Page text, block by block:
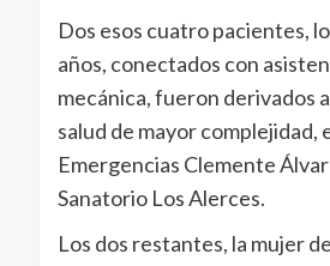
Dos esos cuatro pacientes,
años, conectados con
mecánica, fueron derivados
salud de mayor complejidad,
Emergencias Clemente
Sanatorio Los Alerces.
Los dos restantes, la mujer